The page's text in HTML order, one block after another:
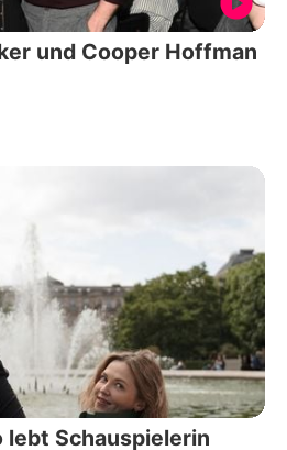
und Cooper Hoffman
lebt Schauspielerin